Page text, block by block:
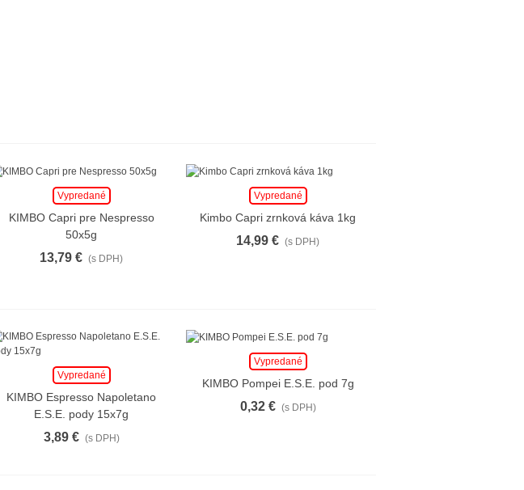
Vypredané
KIMBO Capri pre Nespresso
50x5g
13,79 € (s DPH)
Vypredané
Kimbo Capri zrnková káva 1kg
14,99 € (s DPH)
Vypredané
KIMBO Espresso Napoletano
E.S.E. pody 15x7g
3,89 € (s DPH)
Vypredané
KIMBO Pompei E.S.E. pod 7g
0,32 € (s DPH)